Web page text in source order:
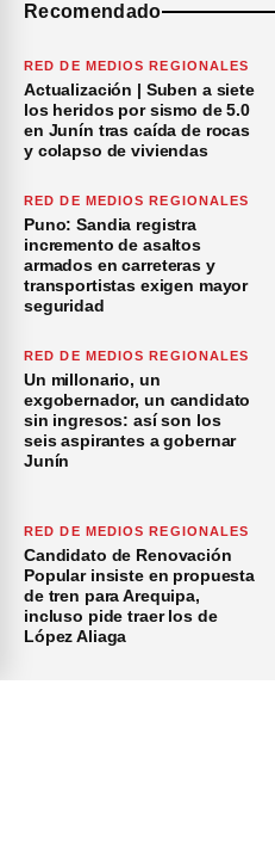
Recomendado
RED DE MEDIOS REGIONALES
Actualización | Suben a siete
los heridos por sismo de 5.0
en Junín tras caída de rocas
y colapso de viviendas
RED DE MEDIOS REGIONALES
Puno: Sandia registra
incremento de asaltos
armados en carreteras y
transportistas exigen mayor
seguridad
RED DE MEDIOS REGIONALES
Un millonario, un
exgobernador, un candidato
sin ingresos: así son los
seis aspirantes a gobernar
Junín
RED DE MEDIOS REGIONALES
Candidato de Renovación
Popular insiste en propuesta
de tren para Arequipa,
incluso pide traer los de
López Aliaga